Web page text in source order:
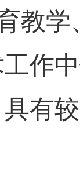
教
作
有